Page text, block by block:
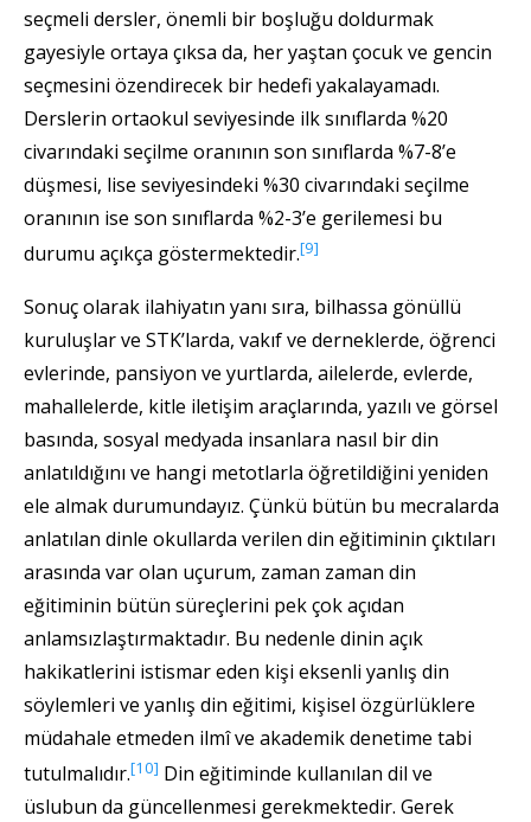
seçmeli dersler, önemli bir boşluğu doldurmak
gayesiyle ortaya çıksa da, her yaştan çocuk ve gencin
seçmesini özendirecek bir hedefi yakalayamadı.
Derslerin ortaokul seviyesinde ilk sınıflarda %20
civarındaki seçilme oranının son sınıflarda %7-8’e
düşmesi, lise seviyesindeki %30 civarındaki seçilme
oranının ise son sınıflarda %2-3’e gerilemesi bu
durumu açıkça göstermektedir.[9]
Sonuç olarak ilahiyatın yanı sıra, bilhassa gönüllü
kuruluşlar ve STK’larda, vakıf ve derneklerde, öğrenci
evlerinde, pansiyon ve yurtlarda, ailelerde, evlerde,
mahallelerde, kitle iletişim araçlarında, yazılı ve görsel
basında, sosyal medyada insanlara nasıl bir din
anlatıldığını ve hangi metotlarla öğretildiğini yeniden
ele almak durumundayız. Çünkü bütün bu mecralarda
anlatılan dinle okullarda verilen din eğitiminin çıktıları
arasında var olan uçurum, zaman zaman din
eğitiminin bütün süreçlerini pek çok açıdan
anlamsızlaştırmaktadır. Bu nedenle dinin açık
hakikatlerini istismar eden kişi eksenli yanlış din
söylemleri ve yanlış din eğitimi, kişisel özgürlüklere
müdahale etmeden ilmî ve akademik denetime tabi
tutulmalıdır.[10] Din eğitiminde kullanılan dil ve
üslubun da güncellenmesi gerekmektedir. Gerek